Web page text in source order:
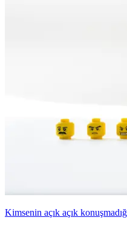
Kimsenin açık açık